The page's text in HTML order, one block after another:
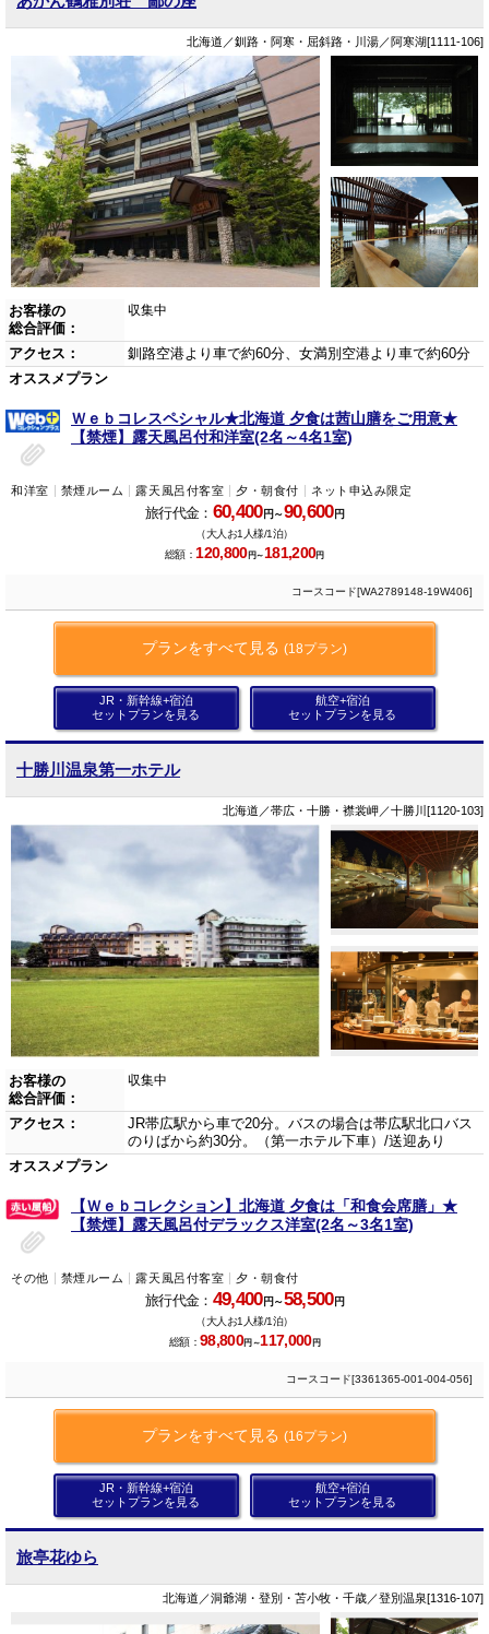
北海道／釧路・阿寒・屈斜路・川湯／阿寒湖[1111-106]
お客様の
総合評価：
収集中
アクセス：
釧路空港より車で約60分、女満別空港より車で約60分
オススメプラン
Ｗｅｂコレスペシャル★北海道 夕食は茜山膳をご用意★
【禁煙】露天風呂付和洋室(2名～4名1室)
和洋室 禁煙ルーム 露天風呂付客室 夕・朝食付 ネット申込み限定
旅行代金： 60,400円～90,600円
（大人お1人様/1泊）
総額：120,800円～181,200円
コースコード[WA2789148-19W406]
プランをすべて見る (18プラン)
JR・新幹線+宿泊
セットプランを見る
航空+宿泊
セットプランを見る
十勝川温泉第一ホテル
北海道／帯広・十勝・襟裳岬／十勝川[1120-103]
お客様の
総合評価：
収集中
アクセス：
JR帯広駅から車で20分。バスの場合は帯広駅北口バス
のりばから約30分。（第一ホテル下車）/送迎あり
オススメプラン
【Ｗｅｂコレクション】北海道 夕食は「和食会席膳」★
【禁煙】露天風呂付デラックス洋室(2名～3名1室)
その他 禁煙ルーム 露天風呂付客室 夕・朝食付
旅行代金： 49,400円～58,500円
（大人お1人様/1泊）
総額：98,800円～117,000円
コースコード[3361365-001-004-056]
プランをすべて見る (16プラン)
JR・新幹線+宿泊
セットプランを見る
航空+宿泊
セットプランを見る
旅亭花ゆら
北海道／洞爺湖・登別・苫小牧・千歳／登別温泉[1316-107]